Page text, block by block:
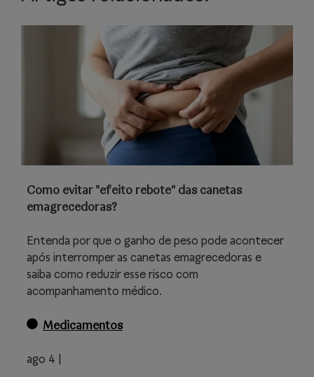
Como evitar "efeito rebote" das canetas
emagrecedoras?
Entenda por que o ganho de peso pode acontecer
após interromper as canetas emagrecedoras e
saiba como reduzir esse risco com
acompanhamento médico.
Medicamentos
ago 4 |